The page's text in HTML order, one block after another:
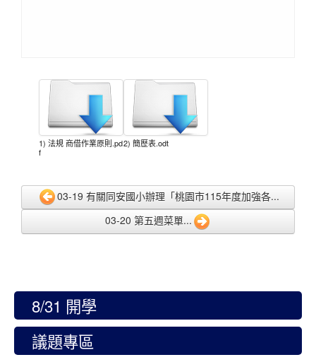
1) 法規 商借作業原則.pd
f
2) 簡歷表.odt
03-19 有關同安國小辦理「桃園市115年度加強各...
03-20 第五週菜單...
8/31 開學
議題專區